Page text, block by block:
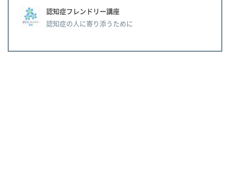
認知症フレンドリー講座
認知症の人に寄り添うために